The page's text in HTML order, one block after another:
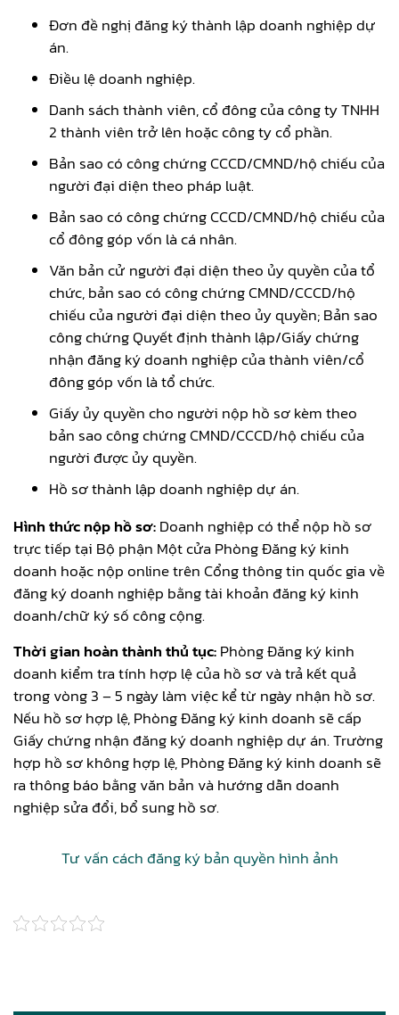
Đơn đề nghị đăng ký thành lập doanh nghiệp dự
án.
Điều lệ doanh nghiệp.
Danh sách thành viên, cổ đông của công ty TNHH
2 thành viên trở lên hoặc công ty cổ phần.
Bản sao có công chứng CCCD/CMND/hộ chiếu của
người đại diện theo pháp luật.
Bản sao có công chứng CCCD/CMND/hộ chiếu của
cổ đông góp vốn là cá nhân.
Văn bản cử người đại diện theo ủy quyền của tổ
chức, bản sao có công chứng CMND/CCCD/hộ
chiếu của người đại diện theo ủy quyền; Bản sao
công chứng Quyết định thành lập/Giấy chứng
nhận đăng ký doanh nghiệp của thành viên/cổ
đông góp vốn là tổ chức.
Giấy ủy quyền cho người nộp hồ sơ kèm theo
bản sao công chứng CMND/CCCD/hộ chiếu của
người được ủy quyền.
Hồ sơ thành lập doanh nghiệp dự án.
Hình thức nộp hồ sơ:Doanh nghiệp có thể nộp hồ sơ
trực tiếp tại Bộ phận Một cửa Phòng Đăng ký kinh
doanh hoặc nộp online trên Cổng thông tin quốc gia về
đăng ký doanh nghiệp bằng tài khoản đăng ký kinh
doanh/chữ ký số công cộng.
Thời gian hoàn thành thủ tục:Phòng Đăng ký kinh
doanh kiểm tra tính hợp lệ của hồ sơ và trả kết quả
trong vòng 3 – 5 ngày làm việc kể từ ngày nhận hồ sơ.
Nếu hồ sơ hợp lệ, Phòng Đăng ký kinh doanh sẽ cấp
Giấy chứng nhận đăng ký doanh nghiệp dự án. Trường
hợp hồ sơ không hợp lệ, Phòng Đăng ký kinh doanh sẽ
ra thông báo bằng văn bản và hướng dẫn doanh
nghiệp sửa đổi, bổ sung hồ sơ.
Tư vấn cách đăng ký bản quyền hình ảnh